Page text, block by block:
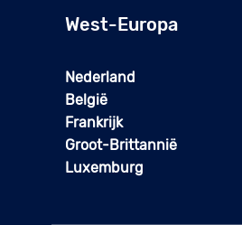
West-Europa
Nederland
België
Frankrijk
Groot-Brittannië
Luxemburg